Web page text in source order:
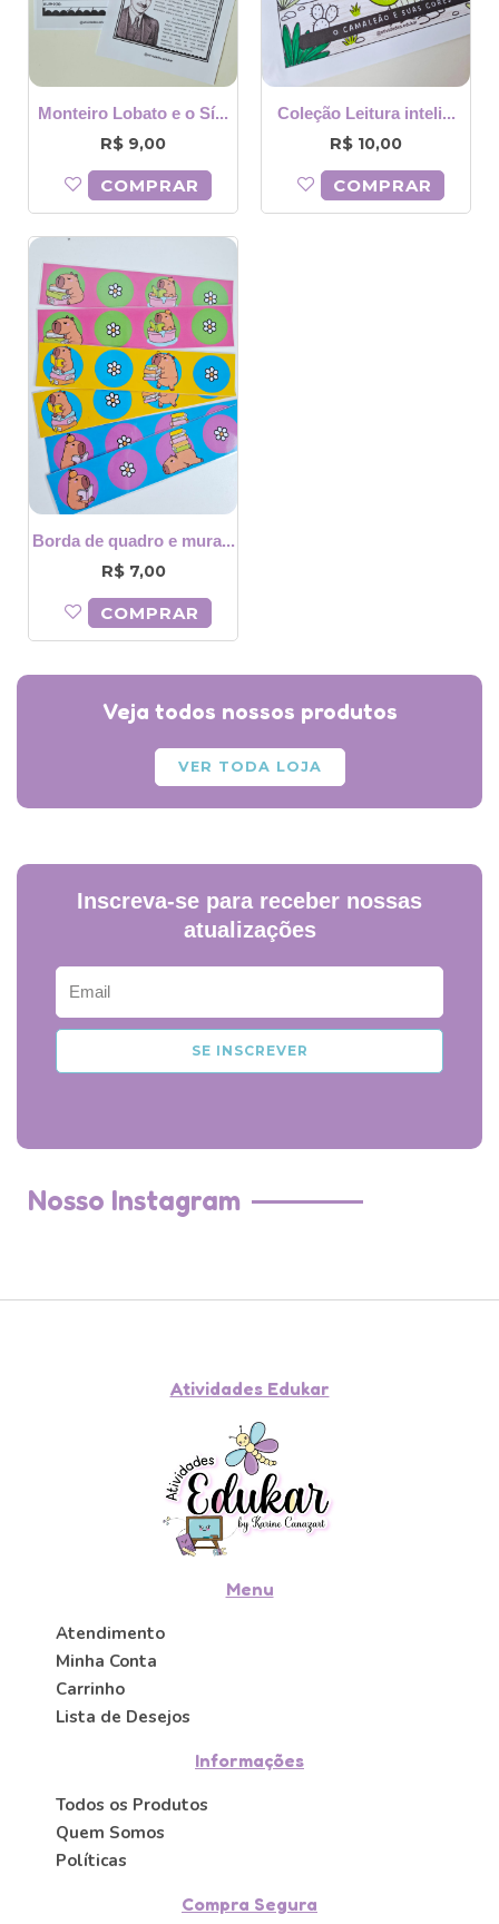
Monteiro Lobato e o Sí...
R$ 9,00
COMPRAR
Coleção Leitura inteli...
R$ 10,00
COMPRAR
Borda de quadro e mura...
R$7,00
COMPRAR
Veja todos nossos produtos
VER TODA LOJA
Inscreva-se para receber nossas
atualizações
m
i
SE INSCREVER
Nosso Instagram
Atividades Edukar
Menu
Atendimento
Minha Conta
Carrinho
Lista de Desejos
Informações
Todos os Produtos
Quem Somos
Políticas
Compra Segura